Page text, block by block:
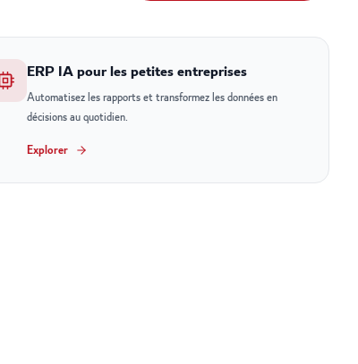
ERP IA pour les petites entreprises
Automatisez les rapports et transformez les données en
décisions au quotidien.
Explorer